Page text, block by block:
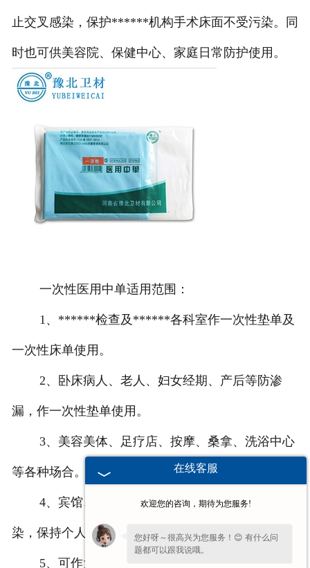
止交叉感染，保护******机构手术床面不受污染。同
时也可供美容院、保健中心、家庭日常防护使用。
一次性医用中单适用范围：
1、******检查及******各科室作一次性垫单及
一次性床单使用。
2、卧床病人、老人、妇女经期、产后等防渗
漏，作一次性垫单使用。
3、美容美体、足疗店、按摩、桑拿、洗浴中心
等各种场合。
4、宾馆、酒店、个人出差旅游，防止交叉感
染，保持个人清洁卫生。
5、可作为宠物垫单。
在线客服
欢迎您的咨询，期待为您服务!
您好呀～很高兴为您服务！😊 有什么问
题都可以跟我说哦。